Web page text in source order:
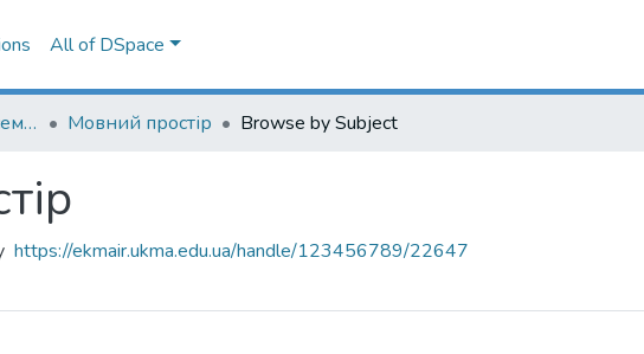
All of DSpace
012. Конференції та семінари НаУКМА Мовний простір Browse by Subject
https://ekmair.ukma.edu.ua/handle/123456789/22647